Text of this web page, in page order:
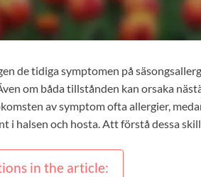
de tidiga symptomen på
om båda tillstånden kan orsaka
av symptom ofta allergier,
i halsen och hosta. Att förstå dessa
in the article: